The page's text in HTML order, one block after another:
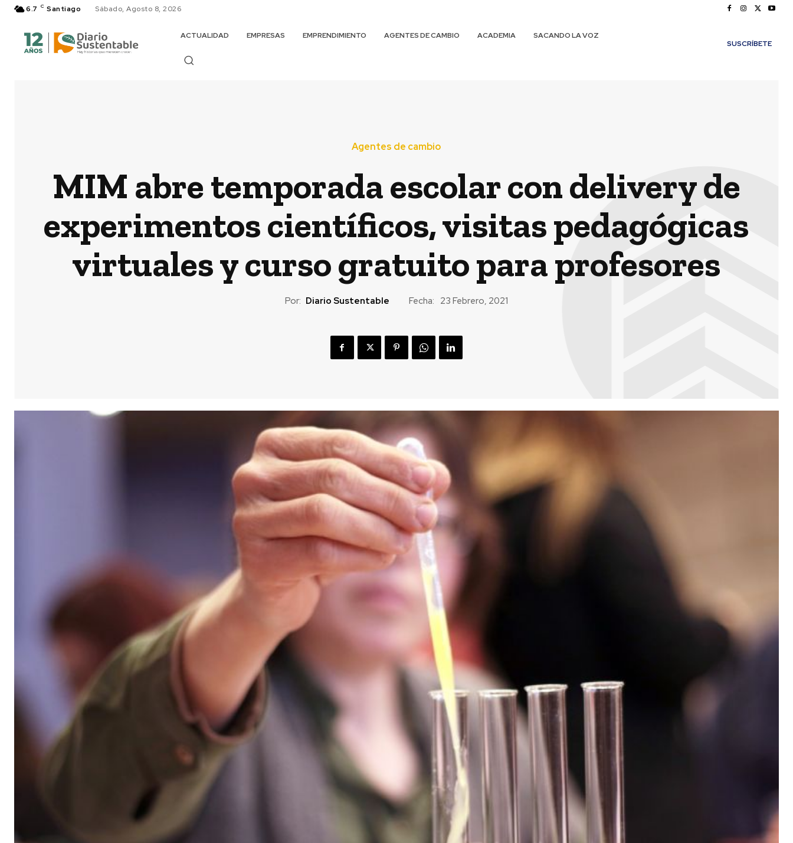
6.7 C Santiago Sábado, Agosto 8, 2026
ACTUALIDAD EMPRESAS EMPRENDIMIENTO AGENTES DE CAMBIO ACADEMIA
SACANDO LA VOZ
SUSCRÍBETE
Agentes de cambio
MIM abre temporada escolar con delivery de
experimentos científicos, visitas pedagógicas
virtuales y curso gratuito para profesores
Por: Diario Sustentable Fecha: 23 Febrero, 2021